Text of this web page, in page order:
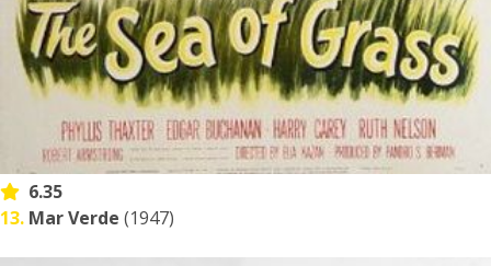
6.35
13. Mar Verde (1947)